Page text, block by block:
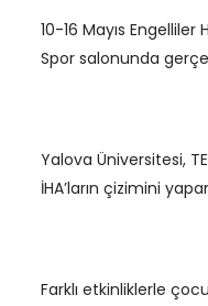
10-16 Mayıs
Spor salonunda
Yalova Üniversitesi,
İHA’ların çizimini
Farklı etkinliklerle